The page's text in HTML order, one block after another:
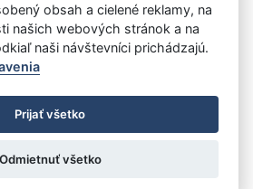
škola veterinárna, Drážovská
14, Nitra
práva vyhradené
Zmluvy do 31.12.2010
Solutions
obsah a cielené reklamy, na
našich webových stránok a na
naši návštevníci prichádzajú.
Prijať všetko
Odmietnuť všetko